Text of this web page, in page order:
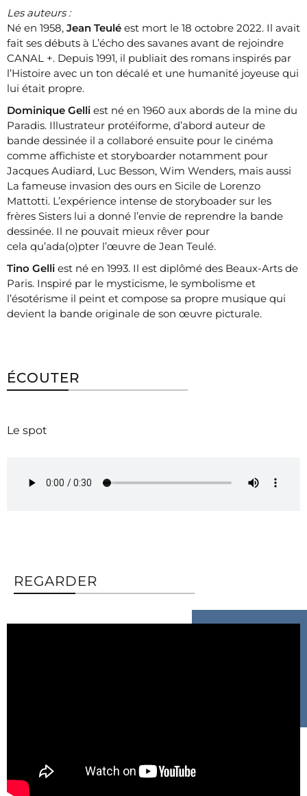
Les auteurs :
Né en 1958, Jean Teulé est mort le 18 octobre 2022. Il avait
fait ses débuts à L’écho des savanes avant de rejoindre
CANAL +. Depuis 1991, il publiait des romans inspirés par
l’Histoire avec un ton décalé et une humanité joyeuse qui
lui était propre.
Dominique Gelli est né en 1960 aux abords de la mine du
Paradis. Illustrateur protéiforme, d’abord auteur de
bande dessinée il a collaboré ensuite pour le cinéma
comme affichiste et storyboarder notamment pour
Jacques Audiard, Luc Besson, Wim Wenders, mais aussi
La fameuse invasion des ours en Sicile de Lorenzo
Mattotti. L’expérience intense de storyboader sur les
frères Sisters lui a donné l’envie de reprendre la bande
dessinée. Il ne pouvait mieux rêver pour
cela qu’ada(o)pter l’œuvre de Jean Teulé.
Tino Gelli est né en 1993. Il est diplômé des Beaux-Arts de
Paris. Inspiré par le mysticisme, le symbolisme et
l’ésotérisme il peint et compose sa propre musique qui
devient la bande originale de son œuvre picturale.
ÉCOUTER
Le spot
REGARDER